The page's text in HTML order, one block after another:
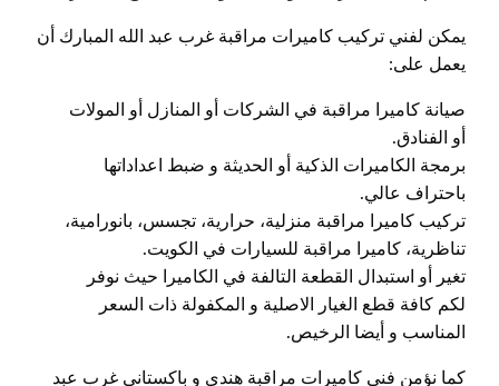
يمكن لفني تركيب كاميرات مراقبة غرب عبد الله المبارك أن
يعمل على:
صيانة كاميرا مراقبة في الشركات أو المنازل أو المولات
أو الفنادق.
برمجة الكاميرات الذكية أو الحديثة و ضبط اعداداتها
باحتراف عالي.
تركيب كاميرا مراقبة منزلية، حرارية، تجسس، بانورامية،
تناظرية، كاميرا مراقبة للسيارات في الكويت.
تغير أو استبدال القطعة التالفة في الكاميرا حيث نوفر
لكم كافة قطع الغيار الاصلية و المكفولة ذات السعر
المناسب و أيضا الرخيص.
كما نؤمن فني كاميرات مراقبة هندي و باكستاني غرب عبد